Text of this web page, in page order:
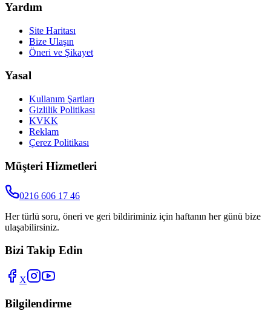
Yardım
Site Haritası
Bize Ulaşın
Öneri ve Şikayet
Yasal
Kullanım Şartları
Gizlilik Politikası
KVKK
Reklam
Çerez Politikası
Müşteri Hizmetleri
0216 606 17 46
Her türlü soru, öneri ve geri bildiriminiz için haftanın her günü bize
ulaşabilirsiniz.
Bizi Takip Edin
X
Bilgilendirme